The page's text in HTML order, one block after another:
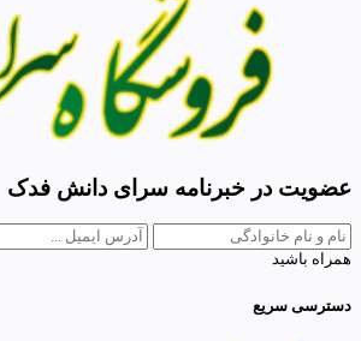
عضویت در خبرنامه سرای دانش فدک
همراه باشید
دسترسی سریع